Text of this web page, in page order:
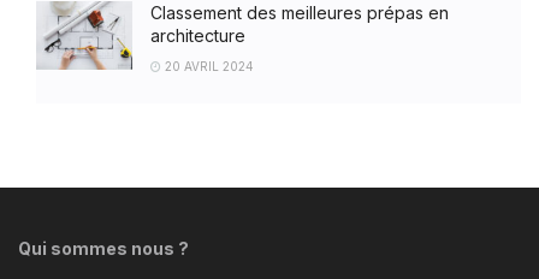
Classement des meilleures prépas en
architecture
20 AVRIL 2024
Qui sommes nous ?